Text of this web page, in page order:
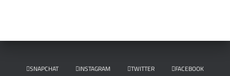
FACEBOOK
TWITTER
INSTAGRAM
SNAPCHAT